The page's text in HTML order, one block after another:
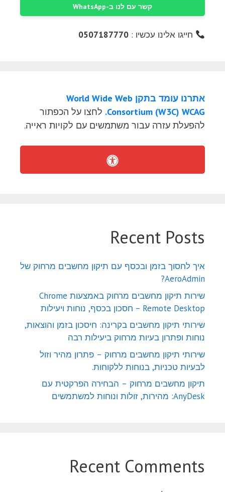
קשר עם לנו ב-WhatsApp
חייגו אלינו עכשיו :0507187770
אתרנו עומד בתקן World Wide Web
Consortium (W3C) WCAG. לחצו על הכפתור
להפעלת עזרה עבור משתמשים עם לקויות ראייה.
Recent Posts
איך לחסוך בזמן ובכסף עם תיקון מחשבים מרחוק של
AeroAdmin?
שירות תיקון מחשבים מרחוק באמצעות Chrome
Remote Desktop – חסכון בכסף, נוחות ויעילות
שירותי תיקון מחשבים בקרינה: חיסכון בזמן והוצאות,
נוחות ופתרון בעיות מרחוק ביעילות רבה
שירותי תיקון מחשבים מרחוק – פתרון מהיר וזול
לבעיות טכניות, בנוחות ללקוחות.
תיקון מחשבים מרחוק – הבחירה הפרקטית עם
AnyDesk: מהירות, זולות ונוחות למשתמשים
Recent Comments